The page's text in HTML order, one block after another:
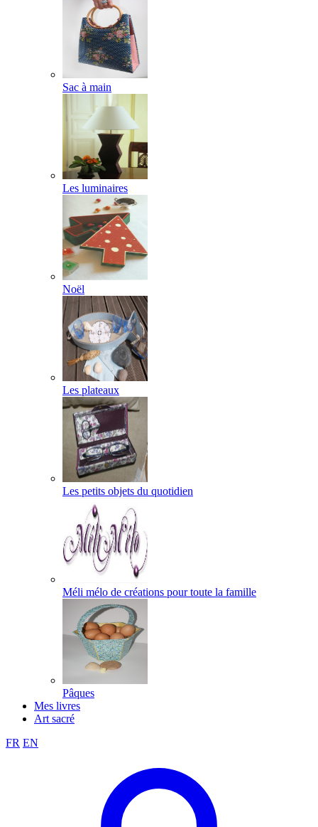
Sac à main
Les luminaires
Noël
Les plateaux
Les petits objets du quotidien
Méli mélo de créations pour toute la famille
Pâques
Mes livres
Art sacré
FR EN